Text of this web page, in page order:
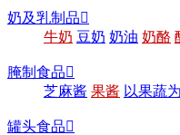
奶及乳制品
牛奶 豆奶 奶油 奶酪
腌制食品
芝麻酱 果酱 以果蔬
罐头食品